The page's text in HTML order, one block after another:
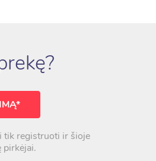
tik registruoti ir šioje
pirkėjai.